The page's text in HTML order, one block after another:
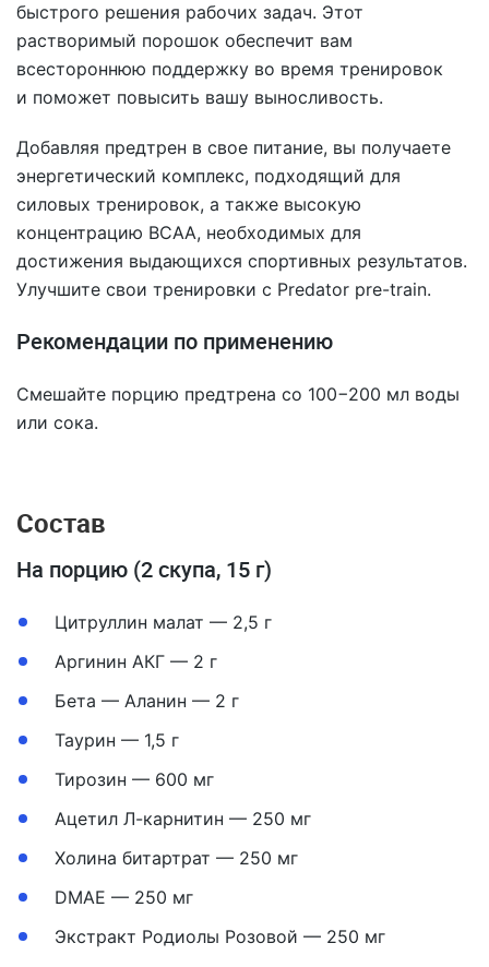
быстрого решения рабочих задач. Этот
растворимый порошок обеспечит вам
всестороннюю поддержку во время тренировок
и поможет повысить вашу выносливость.
Добавляя предтрен в свое питание, вы получаете
энергетический комплекс, подходящий для
силовых тренировок, а также высокую
концентрацию ВСАА, необходимых для
достижения выдающихся спортивных результатов.
Улучшите свои тренировки с Predator pre-train.
Рекомендации по применению
Смешайте порцию предтрена со 100−200 мл воды
или сока.
Состав
На порцию (2 скупа, 15 г)
Цитруллин малат — 2,5 г
Аргинин АКГ — 2 г
Бета — Аланин — 2 г
Таурин — 1,5 г
Тирозин — 600 мг
Ацетил Л-карнитин — 250 мг
Холина битартрат — 250 мг
DMAE — 250 мг
Экстракт Родиолы Розовой — 250 мг